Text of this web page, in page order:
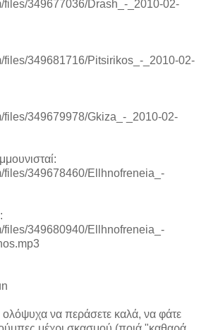
files/349677036/Drash_-_2010-02-
files/349681716/Pitsirikos_-_2010-02-
files/349679978/Gkiza_-_2010-02-
files/349678460/Ellhnofreneia_-
files/349680940/Ellhnofreneia_-
να περάσετε καλά, να φάτε